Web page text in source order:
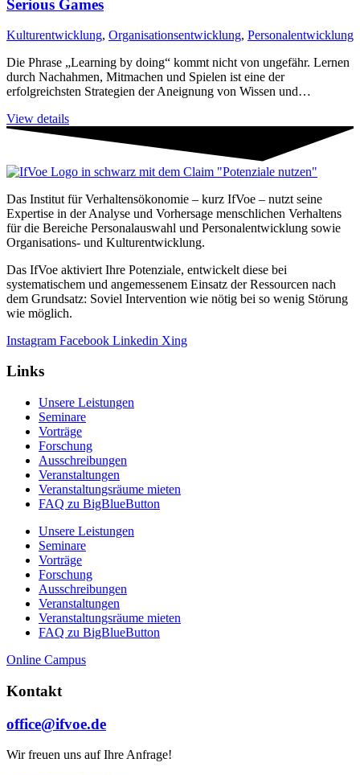
Serious Games
Kulturentwicklung, Organisationsentwicklung, Personalentwicklung
Die Phrase „Learning by doing“ kommt nicht von ungefähr. Lernen
durch Nachahmen, Mitmachen und Spielen ist eine der
erfolgreichsten Strategien der Aneignung von Wissen und…
View details
Das Institut für Verhaltensökonomie – kurz IfVoe – nutzt seine
Expertise in der Analyse und Vorhersage menschlichen Verhaltens
für die Bereiche Personal­auswahl und Personal­entwicklung sowie
Organisations- und Kultur­entwicklung.
Das IfVoe aktiviert Ihre Potenziale, entwickelt diese bei
systematischem und angemessenem Einsatz der Ressourcen nach
dem Grundsatz: Soviel Intervention wie nötig bei so wenig Störung
wie möglich.
Instagram Facebook Linkedin Xing
Links
Unsere Leistungen
Seminare
Vorträge
Forschung
Ausschreibungen
Veranstaltungen
Veranstaltungs­räume mieten
FAQ zu BigBlueButton
Unsere Leistungen
Seminare
Vorträge
Forschung
Ausschreibungen
Veranstaltungen
Veranstaltungs­räume mieten
FAQ zu BigBlueButton
Online Campus
Kontakt
office@ifvoe.de
Wir freuen uns auf Ihre Anfrage!